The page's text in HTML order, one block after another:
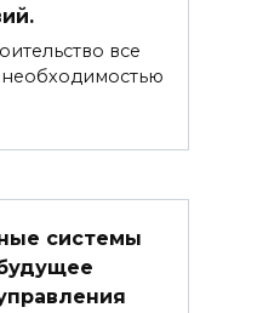
все
необходимостью
системы